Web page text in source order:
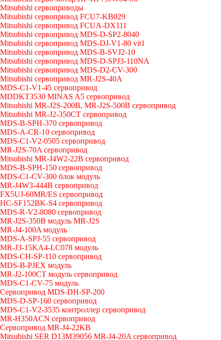
Mitsubishi сервоприводы
Mitsubishi сервопривод FCU7-KB029
Mitsubishi сервопривод FCUA-DX111
Mitsubishi сервопривод MDS-D-SP2-8040
Mitsubishi сервопривод MDS-DJ-V1-80 vit1
Mitsubishi сервопривод MDS-B-SVJ2-10
Mitsubishi сервопривод MDS-D-SPJ3-110NA
Mitsubishi сервопривод MDS-D2-CV-300
Mitsubishi сервопривод MR-J2S-40A
MDS-C1-V1-45 сервопривод
MDDKT3530 MINAS A5 сервопривод
Mitsubishi MR-J2S-200B, MR-J2S-500B сервопривод
Mitsubishi MR-J2-350CT сервопривод
MDS-B-SPH-370 сервопривод
MDS-A-CR-10 сервопривод
MDS-C1-V2-0505 сервопривод
MR-J2S-70A сервопривод
Mitsubishi MR-J4W2-22B сервопривод
MDS-B-SPH-150 сервопривод
MDS-C1-CV-300 блок модуль
MR-J4W3-444B сервопривод
FX5UJ-60MR/ES сервопривод
HC-SF152BK-S4 сервопривод
MDS-R-V2-8080 сервопривод
MR-J2S-350B модуль MR-J2S
MR-J4-100A модуль
MDS-A-SPJ-55 сервопривод
MR-J3-15KA4-LC078 модуль
MDS-CH-SP-110 сервопривод
MDS-B-PJEX модуль
MR-J2-100CT модуль сервопривод
MDS-C1-CV-75 модуль
Сервопривод MDS-DH-SP-200
MDS-D-SP-160 сервопривод
MDS-C1-V2-3535 контроллер сервопривод
MR-H350ACN сервопривод
Сервопривод MR-J4-22KB
Mitsubishi SER D13M39056 MR-J4-20A сервопривод